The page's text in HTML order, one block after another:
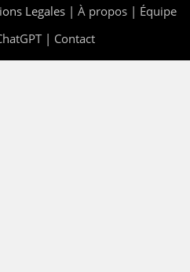
Legales | À propos | Équipe
| Contact